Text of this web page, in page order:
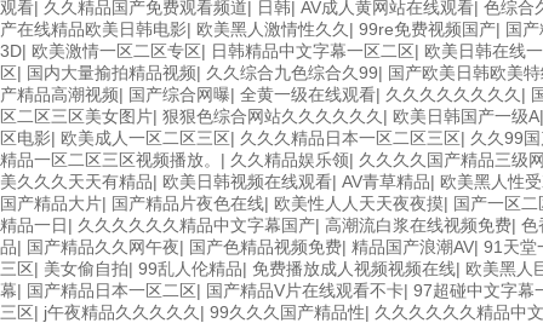
观看| 久久精品国产免费观看频道| 日韩| AV成人黄网站在线观看| 色综合
产在线精品欧美日韩电影| 欧美黑人激情性久久 | 99re免费视频国产| 国
3D| 欧美激情一区二区专区| 日韩精品中文字幕一区二区| 欧美日韩在线
区| 国内大量揄拍精品视频| 久久综合九色综合久99| 国产欧美日韩欧美
产精品高潮视频| 国产综合网曝| 全黄一级在线观看| 久久久久久久久久 |
区二区三区美女图片| 狠狠色综合网站久久久久久久 | 欧美日韩国产一级A
区电影| 欧美成人一区二区三区| 久久久精品日本一区二区三区| 久久99
精品一区二区三区视频播放。 | 久久精品娱乐领| 久久久久国产精品三级
美久久久天天有精品| 欧美日韩视频在线观看| AV青草精品| 欧美黑人性
国产精品大片| 国产精品片夜色在线| 欧美性人人天天夜夜摸| 国产一区
精品一日| 久久久久久久精品中文字幕国产| 高潮流白浆在线视频免费| 色
品| 国产精品久久网午夜| 国产色精品视频免费| 精品国产浪潮AV| 91天堂
三区| 美女偷自拍| 99乱人伦精品| 免费播放成人视频视频在线| 欧美黑人
幕| 国产精品日本一区二区| 国产精品V片在线观看不卡| 97超碰中文字幕
三区| j午夜精品久久久久久 | 99久久久国产精品性| 久久久久久久精品中